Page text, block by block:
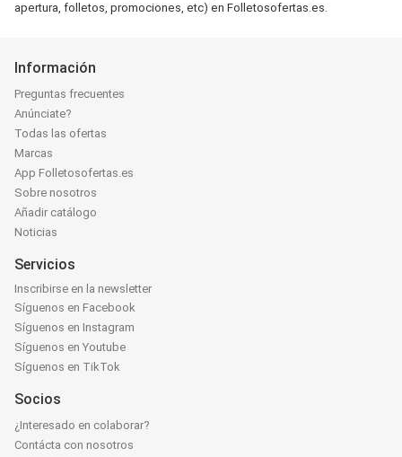
apertura, folletos, promociones, etc) en Folletosofertas.es.
Información
Preguntas frecuentes
Anúnciate?
Todas las ofertas
Marcas
App Folletosofertas.es
Sobre nosotros
Añadir catálogo
Noticias
Servicios
Inscribirse en la newsletter
Síguenos en Facebook
Síguenos en Instagram
Síguenos en Youtube
Síguenos en TikTok
Socios
¿Interesado en colaborar?
Contácta con nosotros